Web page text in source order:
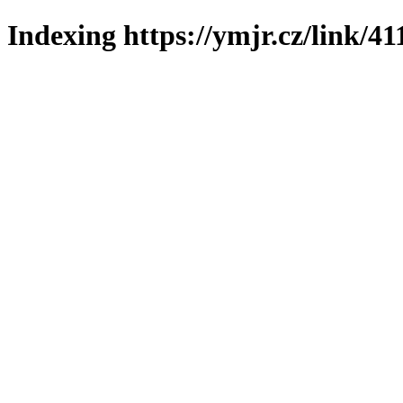
Indexing https://ymjr.cz/link/